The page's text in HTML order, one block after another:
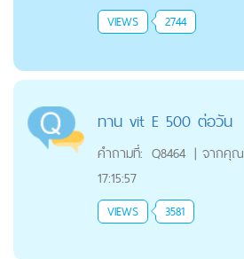
VIEWS 2744
ทาน vit E 500 ต่อวัน
คำถามที่: Q8464 | จากคุณ
17:15:57
VIEWS 3581